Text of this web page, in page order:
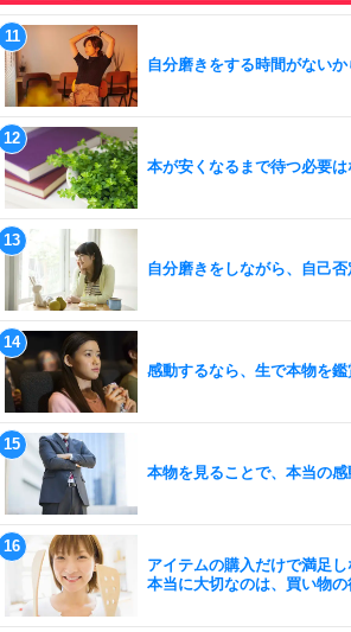
自分磨きをする時間がないか
本が安くなるまで待つ必要は
自分磨きをしながら、自己否
感動するなら、生で本物を鑑
本物を見ることで、本当の感
アイテムの購入だけで満足し
本当に大切なのは、買い物の